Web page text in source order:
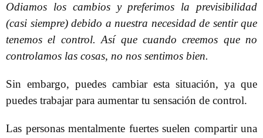
Odiamos los cambios y preferimos la previsibilidad
(casi siempre) debido a nuestra necesidad de sentir que
tenemos el control. Así que cuando creemos que no
controlamos las cosas, no nos sentimos bien.
Sin embargo, puedes cambiar esta situación, ya que
puedes trabajar para aumentar tu sensación de control.
Las personas mentalmente fuertes suelen compartir una